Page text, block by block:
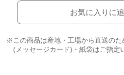
お気に入りに
※この商品は産地・工場から直送の
(メッセージカード)・紙袋はご指定